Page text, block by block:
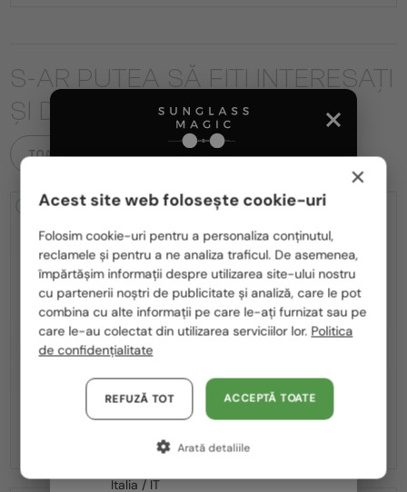
S-AR PUTEA SĂ FIȚI INTERESAȚI
ȘI DE
TOATE PRODUSELE
2-4 ZILE
CU LENTILĂ MONOFOCALĂ PLUS
330 RON
—Cadru optic
2-4 ZILE
Moncler—Cadru optic
ML5202 - 036 - 56
România / RO
Polska / PL
Magyarország / HU
United Arab Emirates / EN
Austria / AT
Germania / DE
Franța / FR
Italia / IT
×
Acest site web folosește cookie-uri
Folosim cookie-uri pentru a personaliza conținutul,
reclamele și pentru a ne analiza traficul. De asemenea,
împărtășim informații despre utilizarea site-ului nostru
cu partenerii noștri de publicitate și analiză, care le pot
combina cu alte informații pe care le-ați furnizat sau pe
care le-au colectat din utilizarea serviciilor lor. Politica
de confidențialitate
ACCEPTĂ TOATE
REFUZĂ TOT
Arată detaliile